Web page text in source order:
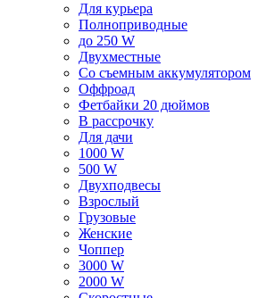
Для курьера
Полноприводные
до 250 W
Двухместные
Со съемным аккумулятором
Оффроад
Фетбайки 20 дюймов
В рассрочку
Для дачи
1000 W
500 W
Двухподвесы
Взрослый
Грузовые
Женские
Чоппер
3000 W
2000 W